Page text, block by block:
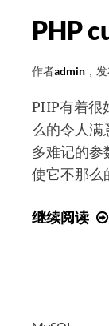
PHP
作者admin ，
PHP有着很
么的令人满
多难记的
使它不那么
继续阅读